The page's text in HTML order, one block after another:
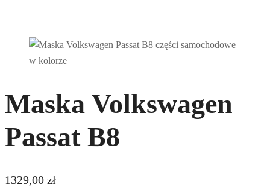
Maska Volkswagen
Passat B8
1329,00 zł